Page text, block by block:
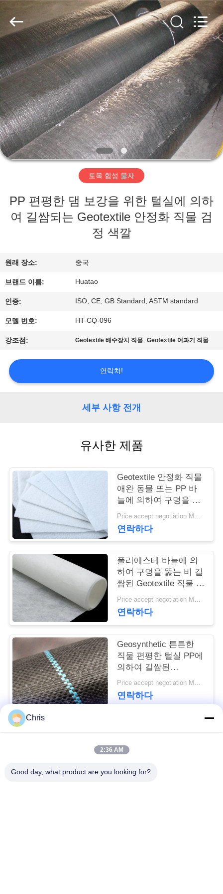
집
제
품
우
리
대
하
공
장
여
행
품
연
주
요
인
용
문
을
요
구
세
2020
HUATAO
LOVER
All
Rights
Reserved.
토목 합성 물자
PP 편평한 댐 보강을 위한 털실에 의하
여 길쌈되는 Geotextile 안정화 직물 검
정 색깔
원래 장소: 중국
브랜드 이름: Huatao
인증: ISO, CE, GB Standard, ASTM standard
모델 번호: HT-CQ-096
강조점: Geotextile 배수장치 직물,Geotextile 여과기 직물
연락처!
세부 사항 전개
유사한 제품
Geotextile 안정화 직물
애완 동물 또는 PP 바
늘에 의하여 구멍을 뚫
는 Geotextile 백색 노화
방지
Price accept negotiation MOQ:1sqm
연락하다
폴리에스테 바늘에 의
하여 구멍을 뚫는 비 길
쌈된 Geotextile 직물 비
길쌈된 반대로 - 산화 Price accept negotiation MOQ:100sq.m.
연락하다
Geosynthetic 튼튼한
직물 편평한 털실 PP에
의하여 길쌈된
Geotextile는을 위한 잔
디를 성장합니다 막습
니다
Price accept negotiation MOQ:1000 sq.m.
연락하다
비 부직물 산업용 롤러
Chris
2:36 AM
Good day, what product are you looking for?